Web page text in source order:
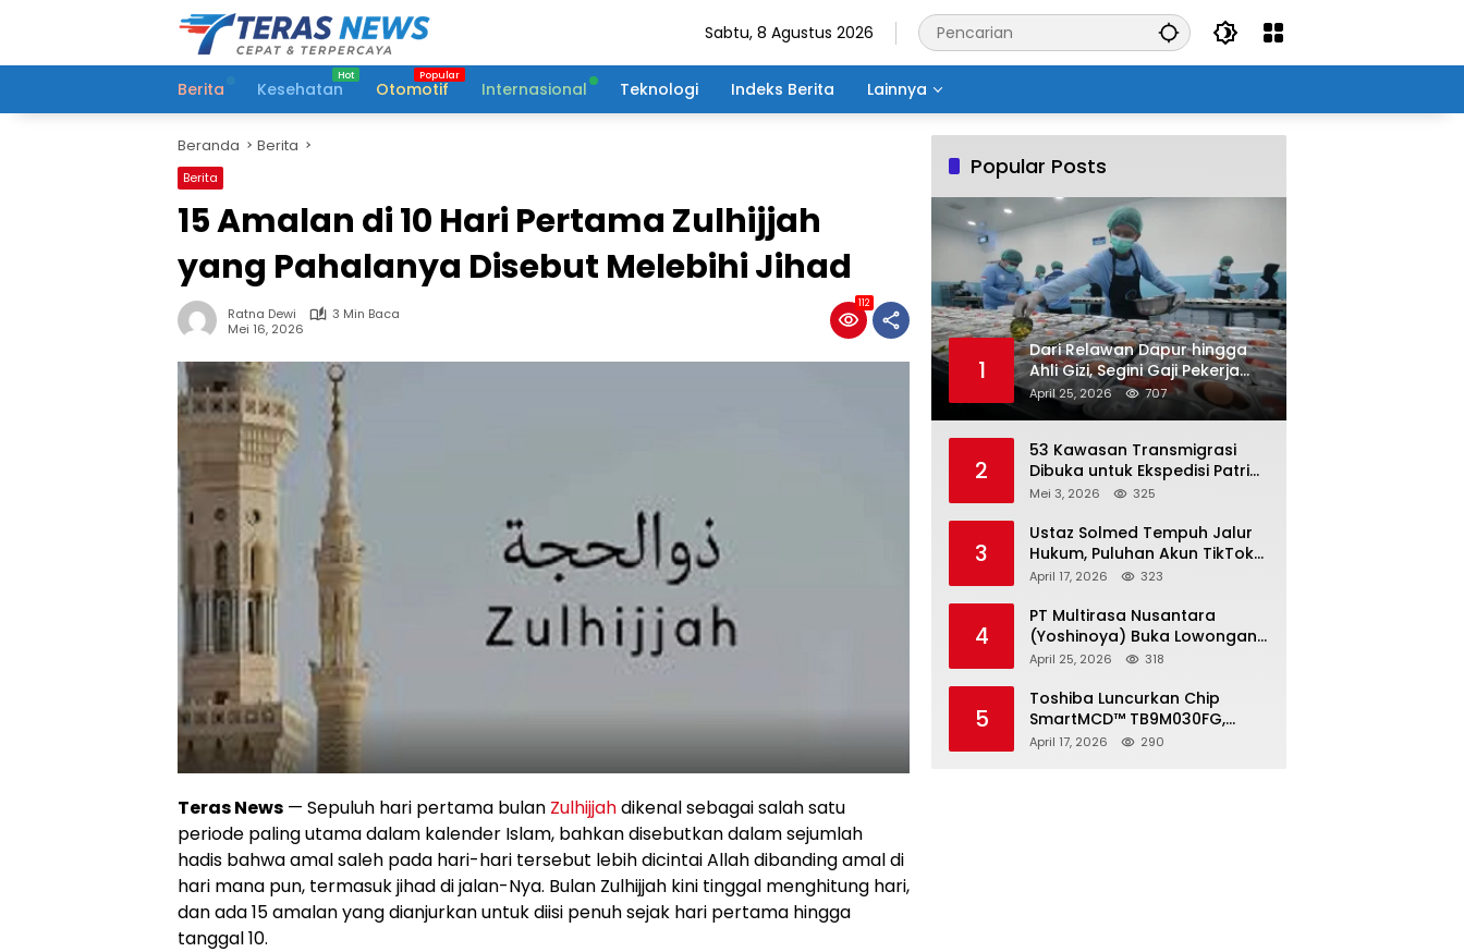
Sabtu, 8 Agustus 2026
Berita Kesehatan Otomotif Internasional Teknologi Indeks Berita Lainnya
Beranda Berita
Berita
15 Amalan di 10 Hari Pertama Zulhijjah
yang Pahalanya Disebut Melebihi Jihad
Ratna Dewi
3 Min Baca
Mei 16, 2026
112
Teras News — Sepuluh hari pertama bulan Zulhijjahdikenal sebagai salah satu
periode paling utama dalam kalender Islam, bahkan disebutkan dalam sejumlah
hadis bahwa amal saleh pada hari-hari tersebut lebih dicintai Allah dibanding amal di
hari mana pun, termasuk jihad di jalan-Nya. Bulan Zulhijjah kini tinggal menghitung hari,
dan ada 15 amalan yang dianjurkan untuk diisi penuh sejak hari pertama hingga
tanggal 10.
Popular Posts
1
Dari Relawan Dapur hingga
Ahli Gizi, Segini Gaji Pekerja
Program MBG yang Kini Serap
Hampir Sejuta Tenaga Kerja
April 25, 2026 707
2
53 Kawasan Transmigrasi
Dibuka untuk Ekspedisi Patriot
2026, Pendaftaran Ditutup 21
Mei 3, 2026 325
3
Ustaz Solmed Tempuh Jalur
Hukum, Puluhan Akun TikTok
dan Instagram Dilaporkan
April 17, 2026 323
4
PT Multirasa Nusantara
(Yoshinoya) Buka Lowongan
Operator Warehouse 2026,
April 25, 2026 318
5
Toshiba Luncurkan Chip
SmartMCD™ TB9M030FG,
Solusi Motor Otomotif Tanpa
April 17, 2026 290